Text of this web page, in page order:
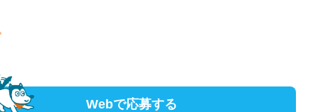
Webで応募する